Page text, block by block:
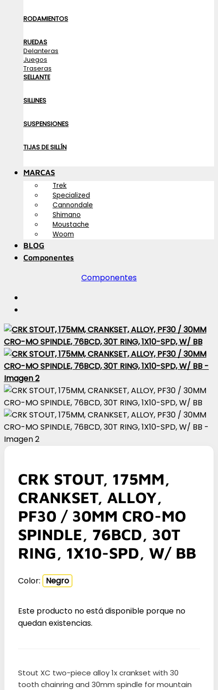
RODAMIENTOS
RUEDAS
Delanteras
Juegos
Traseras
SELLANTE
SILLINES
SUSPENSIONES
TIJAS DE SILLÍN
MARCAS
Trek
Specialized
Cannondale
Shimano
Moustache
Woom
BLOG
Componentes
Componentes
CRK STOUT, 175MM,
CRANKSET, ALLOY,
PF30 / 30MM CRO-MO
SPINDLE, 76BCD, 30T
RING, 1X10-SPD, W/ BB
Color: Negro
Este producto no está disponible porque no
quedan existencias.
Stout XC two-piece alloy 1x crankset with 30
tooth chainring and 30mm spindle for mountain